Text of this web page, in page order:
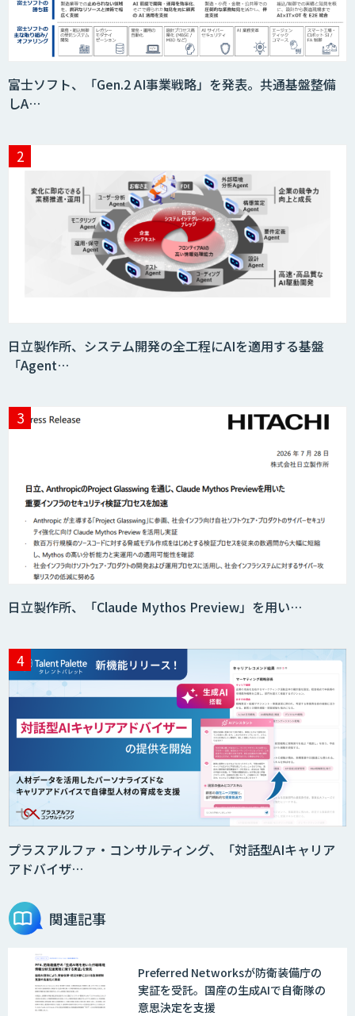
富士ソフト、「Gen.2 AI事業戦略」を発表。共通基盤整備
しA…
日立製作所、システム開発の全工程にAIを適用する基盤
「Agent…
日立製作所、「Claude Mythos Preview」を用い…
プラスアルファ・コンサルティング、「対話型AIキャリア
アドバイザ…
関連記事
Preferred Networksが防衛装備庁の
実証を受託。国産の生成AIで自衛隊の
意思決定を支援